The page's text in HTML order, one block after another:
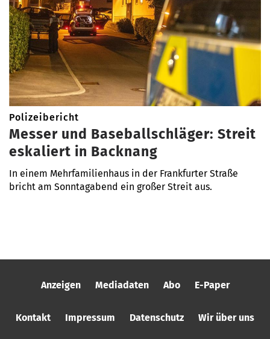
Polizeibericht
Messer und Baseballschläger: Streit
eskaliert in Backnang
In einem Mehrfamilienhaus in der Frankfurter Straße
bricht am Sonntagabend ein großer Streit aus.
Anzeigen Mediadaten Abo E-Paper
Kontakt Impressum Datenschutz Wir über uns